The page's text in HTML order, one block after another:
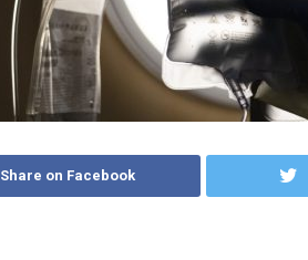
Share on Facebook